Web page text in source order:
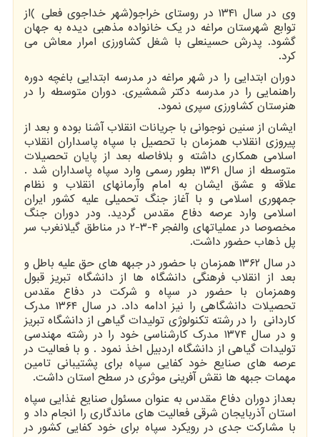
وی در سال ۱۳۴۱ در روستای خراجو(شهر خداجوی فعلی )از
توابع شهرستان مراغه در یک خانواده مذهبی دیده به جهان
گشود. پدرش حسینعلی با شغل کشاورزی امرار معاش می
کرد.
دوران ابتدایی را در شهر مراغه در مدرسه ابتدایی باغچه دوره
راهنمایی را در مدرسه دکتر شمشیری. دوران متوسطه را در
هنرستان کشاورزی سپری نمود.
ایشان از سنین نوجوانی با جریانات انقلاب آشنا بوده و بعد از
پیروزی انقلاب همزمان با تحصیل با سپاه پاسداران انقلاب
اسلامی همکاری داشته و بلافاصله بعد از پایان تحصیلات
متوسطه از سال ۱۳۶۱ بطور رسمی وارد سپاه پاسداران شد .
علاقه و عشق ایشان به امام وآرمانهای انقلاب و نظام
جمهوری اسلامی و با آغاز جنگ تحمیلی علیه کشور ایران
اسلامی وارد عرصه دفاع مقدس گردید. ودر دوران جنگ
مخصوصا در عملیاتهای والفجر ۴-۳-۲ در مناطق گیلانغرب سر
پل ذهاب حضور داشت.
در سال ۱۳۶۲ همزمان با حضور در جبهه های حق علیه باطل و
بعد از انقلاب فرهنگی دانشگاه ها از دانشگاه تبریز قبول
وهمزمان با حضور در سپاه و شرکت در دفاع مقدس
تحصیلات دانشگاهی را نیز ادامه داد. در سال ۱۳۶۴ مدرک
کاردانی را در رشته تکنولوژی تولیدات گیاهی از دانشگاه تبریز
و در سال ۱۳۷۴ مدرک کارشناسی خود را در رشته مهندسی
تولیدات گیاهی از دانشگاه اردبیل اخذ نمود . و با فعالیت در
عرصه های صنایع خود کفایی سپاه برای پشتیبانی تامین
مهمات جبهه ها نقش آفرینی موثری در سطح استان داشت.
بعداز دوران دفاع مقدس به عنوان مسئول صنایع غذایی سپاه
استان آذربایجان شرقی فعالیت های ماندگاری را انجام داد و
با مشارکت جدی در رویکرد سپاه برای خود کفایی کشور در